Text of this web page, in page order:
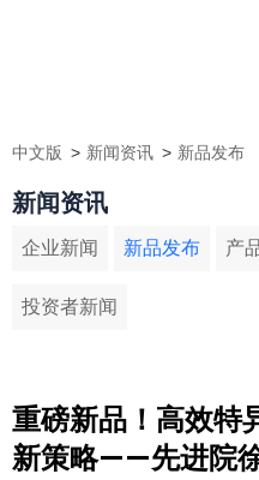
中文版 新闻资讯 新品发布
新闻资讯
企业新闻 新品发布 产
投资者新闻
重磅新品！高效特
新策略——先进院